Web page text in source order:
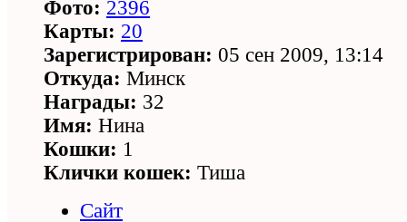
Фото: 2396
Карты: 20
Зарегистрирован: 05 сен 2009, 13:14
Откуда: Минск
Награды: 32
Имя: Нина
Кошки: 1
Клички кошек: Тиша
Сайт